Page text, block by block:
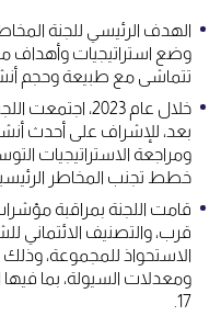
الهدف الرئيسي للجنة
وضع استراتيجيات وأهداف
تتماشى مع طبيعة وحجم
بعد، للإشراف على أحدث
ومراجعة الاستراتيجيات
خطط تجنب المخاطر
قامت اللجنة بمراقبة
قرب، والتصنيف الائتماني
الاستحواذ للمجموعة،
17.